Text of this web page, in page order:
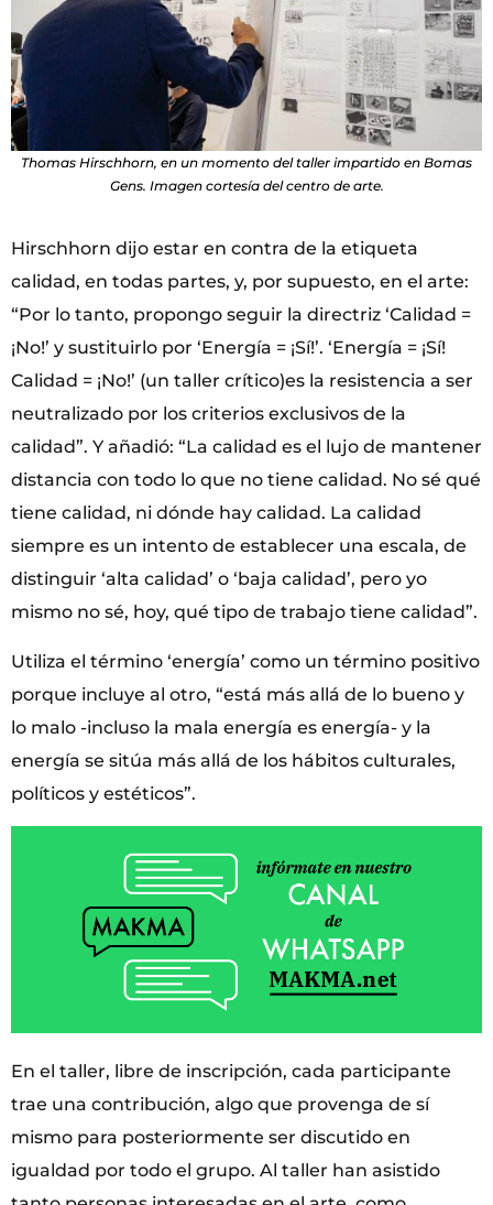
Thomas Hirschhorn, en un momento del taller impartido en Bomas
Gens. Imagen cortesía del centro de arte.
Hirschhorn dijo estar en contra de la etiqueta
calidad, en todas partes, y, por supuesto, en el arte:
“Por lo tanto, propongo seguir la directriz ‘Calidad =
¡No!’ y sustituirlo por ‘Energía = ¡Sí!’. ‘Energía = ¡Sí!
Calidad = ¡No!’ (un taller crítico)es la resistencia a ser
neutralizado por los criterios exclusivos de la
calidad”. Y añadió: “La calidad es el lujo de mantener
distancia con todo lo que no tiene calidad. No sé qué
tiene calidad, ni dónde hay calidad. La calidad
siempre es un intento de establecer una escala, de
distinguir ‘alta calidad’ o ‘baja calidad’, pero yo
mismo no sé, hoy, qué tipo de trabajo tiene calidad”.
Utiliza el término ‘energía’ como un término positivo
porque incluye al otro, “está más allá de lo bueno y
lo malo -incluso la mala energía es energía- y la
energía se sitúa más allá de los hábitos culturales,
políticos y estéticos”.
En el taller, libre de inscripción, cada participante
trae una contribución, algo que provenga de sí
mismo para posteriormente ser discutido en
igualdad por todo el grupo. Al taller han asistido